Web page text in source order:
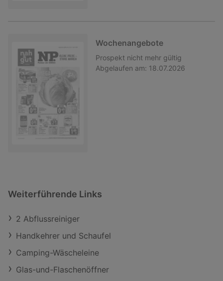
Wochenangebote
Prospekt nicht mehr gültig
Abgelaufen am: 18.07.2026
Weiterführende Links
2 Abflussreiniger
Handkehrer und Schaufel
Camping-Wäscheleine
Glas-und-Flaschenöffner